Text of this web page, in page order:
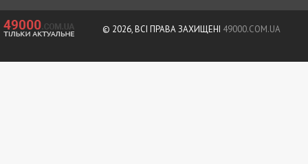
© 2026, ВСІ ПРАВА ЗАХИЩЕНІ 49000.COM.UA